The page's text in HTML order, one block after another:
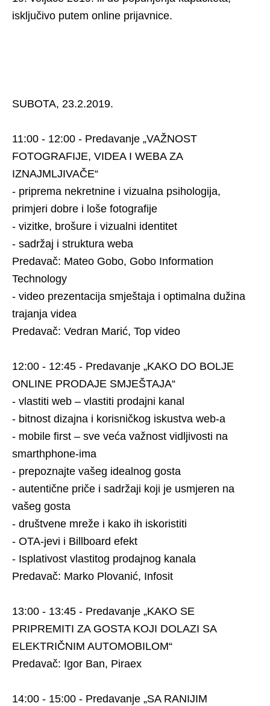
isključivo putem online prijavnice.
SUBOTA, 23.2.2019.
11:00 - 12:00 - Predavanje „VAŽNOST
FOTOGRAFIJE, VIDEA I WEBA ZA
IZNAJMLJIVAČE“
- priprema nekretnine i vizualna psihologija,
primjeri dobre i loše fotografije
- vizitke, brošure i vizualni identitet
- sadržaj i struktura weba
Predavač: Mateo Gobo, Gobo Information
Technology
- video prezentacija smještaja i optimalna dužina
trajanja videa
Predavač: Vedran Marić, Top video
12:00 - 12:45 - Predavanje „KAKO DO BOLJE
ONLINE PRODAJE SMJEŠTAJA“
- vlastiti web – vlastiti prodajni kanal
- bitnost dizajna i korisničkog iskustva web-a
- mobile first – sve veća važnost vidljivosti na
smarthphone-ima
- prepoznajte vašeg idealnog gosta
- autentične priče i sadržaji koji je usmjeren na
vašeg gosta
- društvene mreže i kako ih iskoristiti
- OTA-jevi i Billboard efekt
- Isplativost vlastitog prodajnog kanala
Predavač: Marko Plovanić, Infosit
13:00 - 13:45 - Predavanje „KAKO SE
PRIPREMITI ZA GOSTA KOJI DOLAZI SA
ELEKTRIČNIM AUTOMOBILOM“
Predavač: Igor Ban, Piraex
14:00 - 15:00 - Predavanje „SA RANIJIM